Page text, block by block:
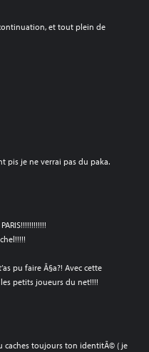
et tout plein de
pis je ne verrai pas du paka.
pu faire Ã§a?! Avec cette
petits joueurs du net!!!!
caches toujours ton identitÃ© ( je